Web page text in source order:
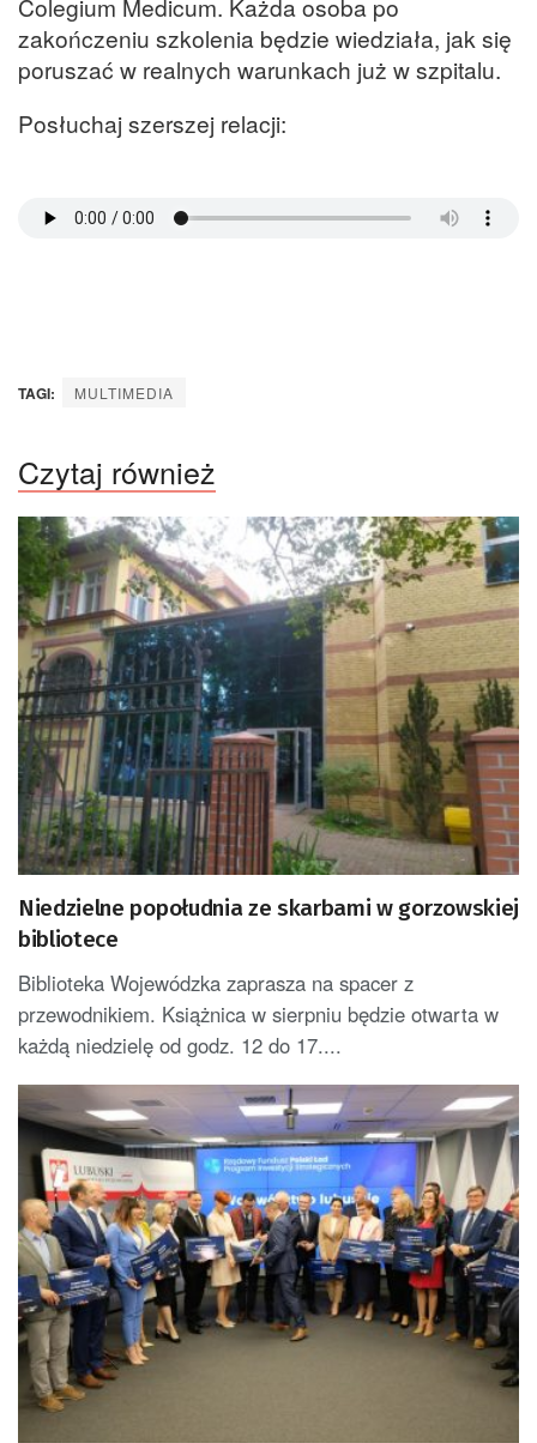
zakończeniu szkolenia będzie wiedziała, jak się
poruszać w realnych warunkach już w szpitalu.
Posłuchaj szerszej relacji:
TAGI: MULTIMEDIA
Czytaj również
Niedzielne popołudnia ze skarbami w gorzowskiej
bibliotece
Biblioteka Wojewódzka zaprasza na spacer z
przewodnikiem. Książnica w sierpniu będzie otwarta w
każdą niedzielę od godz. 12 do 17....